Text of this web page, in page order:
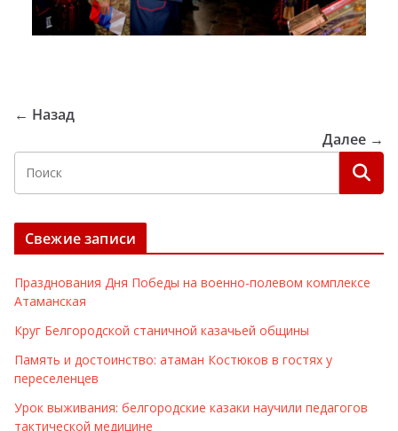
← Назад
Далее →
Свежие записи
Празднования Дня Победы на военно-полевом комплексе
Атаманская
Круг Белгородской станичной казачьей общины
Память и достоинство: атаман Костюков в гостях у
переселенцев
Урок выживания: белгородские казаки научили педагогов
тактической медицине